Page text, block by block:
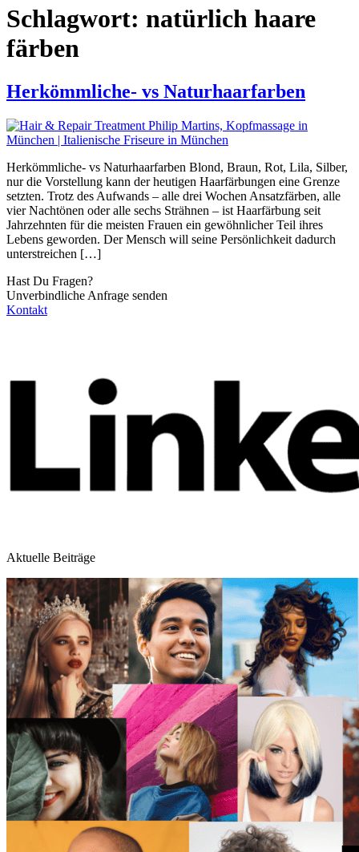
Schlagwort: natürlich haare
färben
Herkömmliche- vs Naturhaarfarben
Herkömmliche- vs Naturhaarfarben Blond, Braun, Rot, Lila, Silber,
nur die Vorstellung kann der heutigen Haarfärbungen eine Grenze
setzten. Trotz des Aufwands – alle drei Wochen Ansatzfärben, alle
vier Nachtönen oder alle sechs Strähnen – ist Haarfärbung seit
Jahrzehnten für die meisten Frauen ein gewöhnlicher Teil ihres
Lebens geworden. Der Mensch will seine Persönlichkeit dadurch
unterstreichen […]
Hast Du Fragen?
Unverbindliche Anfrage senden
Kontakt
Aktuelle Beiträge